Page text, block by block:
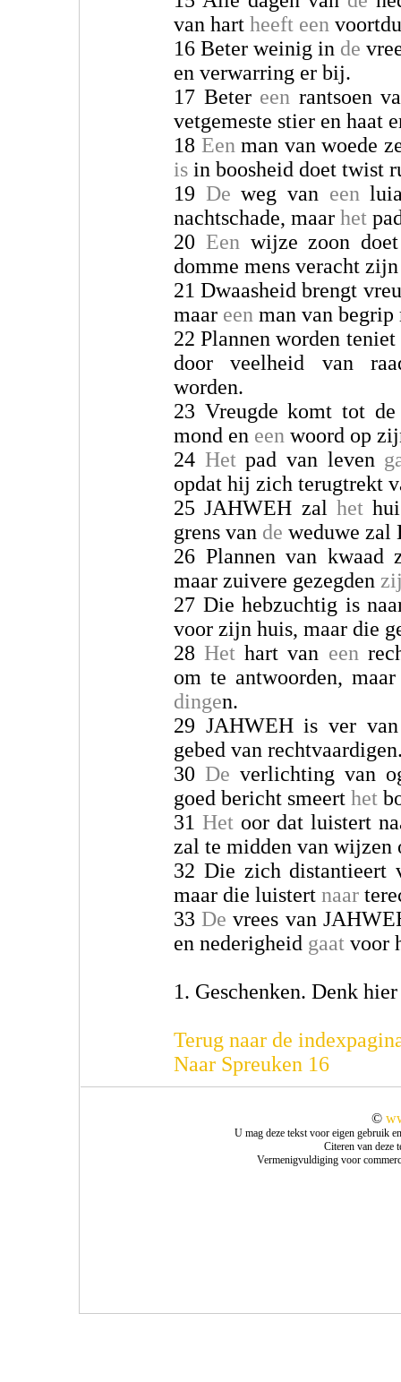
van hart heeft een
16 Beter weinig in de
en verwarring er bij.
17 Beter een rantsoen
vetgemeste stier en haat
18 Een man van woede
is in boosheid doet twist
19 De weg van een
nachtschade, maar het
20 Een wijze zoon
domme mens veracht
21 Dwaasheid brengt
maar een man van
22 Plannen worden
door veelheid van
worden.
23 Vreugde komt tot
mond en een woord op
24 Hetpad van leven
opdat hij zich terugtrekt
25 JAHWEH zal het
grens van de weduwe zal
26 Plannen van
maar zuivere gezegden
27 Die hebzuchtig is
voor zijn huis, maar die
28Het hart van een
om te antwoorden,
dingen.
29 JAHWEH is ver
gebed van
30 De verlichting van
goed bericht smeert het
31 Hetoor dat luistert
zal te midden van wijzen
32 Die zich distantieert
maar die luistert naar
33De vrees van
en nederigheid gaat voor
1. Geschenken. Denk
Terug naar de
Naar Spreuken 16
©
U mag deze tekst voor eigen gebruik
Citeren van deze
Vermenigvuldiging voor